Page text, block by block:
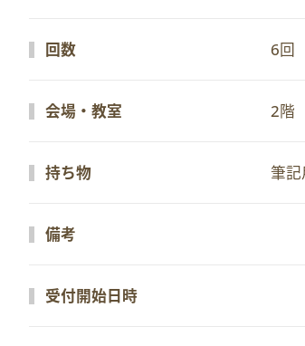
回数 6回
会場・教室 2階
持ち物 筆
備考
受付開始日時